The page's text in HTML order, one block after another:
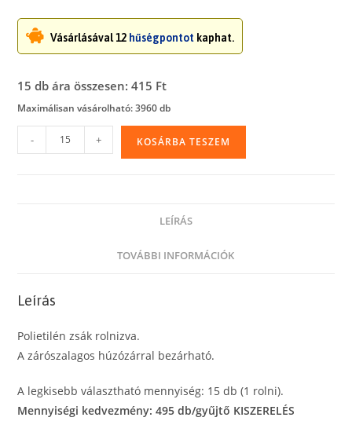
Vásárlásával 12 hűségpontot kaphat.
15 db ára összesen: 415 Ft
Maximálisan vásárolható: 3960 db
Szemetesbélelő
zsák,
húzózáras,
mennyiség
- + KOSÁRBA TESZEM
LEÍRÁS
TOVÁBBI INFORMÁCIÓK
Leírás
Polietilén zsák rolnizva.
A zárószalagos húzózárral bezárható.
A legkisebb választható mennyiség: 15 db (1 rolni).
Mennyiségi kedvezmény: 495 db/gyűjtő KISZERELÉS